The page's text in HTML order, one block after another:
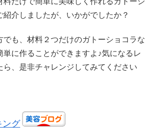
紹介しましたが、いかがでしたか？
でも、材料２つだけのガトーショコラな
単に作ることができますよ♪気になるレ
ら、是非チャレンジしてみてください
ング